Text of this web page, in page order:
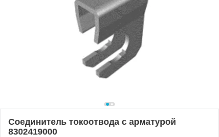
Cоединитель токоотвода с арматурой
8302419000